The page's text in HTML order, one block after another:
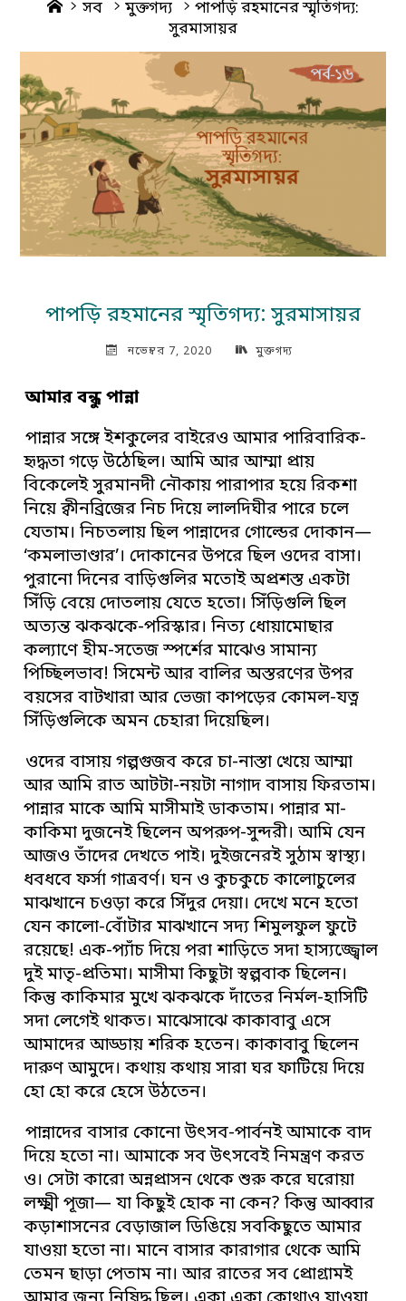
Home
সব মুক্তগদ্য
পাপড়ি রহমানের স্মৃতিগদ্য:
সুরমাসায়র
পাপড়ি রহমানের স্মৃতিগদ্য: সুরমাসায়র
নভেম্বর 7, 2020 মুক্তগদ্য
আমার বন্ধু পান্না
পান্নার সঙ্গে ইশকুলের বাইরেও আমার পারিবারিক-
হৃদ্ধতা গড়ে উঠেছিল। আমি আর আম্মা প্রায়
বিকেলেই সুরমানদী নৌকায় পারাপার হয়ে রিকশা
নিয়ে ক্বীনব্রিজের নিচ দিয়ে লালদিঘীর পারে চলে
যেতাম। নিচতলায় ছিল পান্নাদের গোল্ডের দোকান—
‘কমলাভাণ্ডার’। দোকানের উপরে ছিল ওদের বাসা।
পুরানো দিনের বাড়িগুলির মতোই অপ্রশস্ত একটা
সিঁড়ি বেয়ে দোতলায় যেতে হতো। সিঁড়িগুলি ছিল
অত্যন্ত ঝকঝকে-পরিস্কার। নিত্য ধোয়ামোছার
কল্যাণে হীম-সতেজ স্পর্শের মাঝেও সামান্য
পিচ্ছিলভাব! সিমেন্ট আর বালির অস্তরণের উপর
বয়সের বাটখারা আর ভেজা কাপড়ের কোমল-যত্ন
সিঁড়িগুলিকে অমন চেহারা দিয়েছিল।
ওদের বাসায় গল্পগুজব করে চা-নাস্তা খেয়ে আম্মা
আর আমি রাত আটটা-নয়টা নাগাদ বাসায় ফিরতাম।
পান্নার মাকে আমি মাসীমাই ডাকতাম। পান্নার মা-
কাকিমা দুজনেই ছিলেন অপরুপ-সুন্দরী। আমি যেন
আজও তাঁদের দেখতে পাই। দুইজনেরই সুঠাম স্বাস্থ্য।
ধবধবে ফর্সা গাত্রবর্ণ। ঘন ও কুচকুচে কালোচুলের
মাঝখানে চওড়া করে সিঁদুর দেয়া। দেখে মনে হতো
যেন কালো-বোঁটার মাঝখানে সদ্য শিমুলফুল ফুটে
রয়েছে! এক-প্যাঁচ দিয়ে পরা শাড়িতে সদা হাস্যজ্জ্বোল
দুই মাতৃ-প্রতিমা। মাসীমা কিছুটা স্বল্পবাক ছিলেন।
কিন্তু কাকিমার মুখে ঝকঝকে দাঁতের নির্মল-হাসিটি
সদা লেগেই থাকত। মাঝেসাঝে কাকাবাবু এসে
আমাদের আড্ডায় শরিক হতেন। কাকাবাবু ছিলেন
দারুণ আমুদে। কথায় কথায় সারা ঘর ফাটিয়ে দিয়ে
হো হো করে হেসে উঠতেন।
পান্নাদের বাসার কোনো উৎসব-পার্বনই আমাকে বাদ
দিয়ে হতো না। আমাকে সব উৎসবেই নিমন্ত্রণ করত
ও। সেটা কারো অন্নপ্রাসন থেকে শুরু করে ঘরোয়া
লক্ষ্মী পূজা— যা কিছুই হোক না কেন? কিন্তু আব্বার
কড়াশাসনের বেড়াজাল ডিঙিয়ে সবকিছুতে আমার
যাওয়া হতো না। মানে বাসার কারাগার থেকে আমি
তেমন ছাড়া পেতাম না। আর রাতের সব প্রোগ্রামই